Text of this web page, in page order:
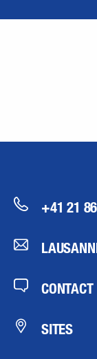
+41 21
CONTACT
SITES